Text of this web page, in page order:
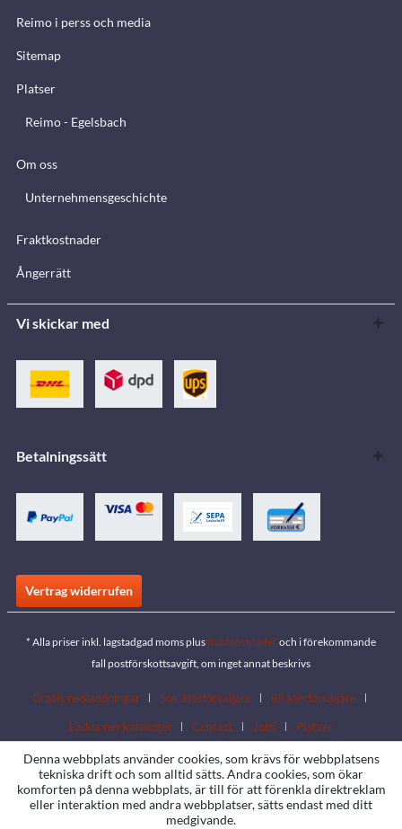
Reimo i perss och media
Sitemap
Platser
Reimo - Egelsbach
Om oss
Unternehmensgeschichte
Fraktkostnader
Ångerrätt
Vi skickar med
Betalningssätt
Vertrag widerrufen
* Alla priser inkl. lagstadgad moms plusfraktkostnaderoch i förekommande
fall postförskottsavgift, om inget annat beskrivs
Gratis nedladdningar Sök återförsäljare
Bli återförsäljare
Ladda ner kataloger
Contact Jobs Platser
Denna webbplats använder cookies, som krävs för webbplatsens
tekniska drift och som alltid sätts. Andra cookies, som ökar
komforten på denna webbplats, är till för att förenkla direktreklam
eller interaktion med andra webbplatser, sätts endast med ditt
medgivande.